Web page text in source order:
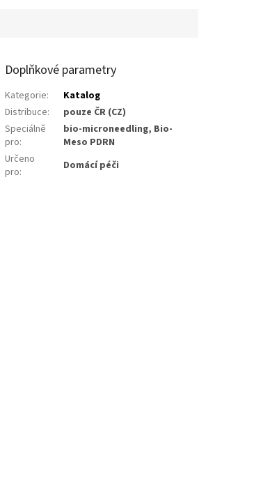
Doplňkové parametry
Kategorie:
Katalog
Distribuce:
pouze ČR (CZ)
Speciálně
pro:
bio-microneedling, Bio-
Meso PDRN
Určeno
pro: Domácí péči